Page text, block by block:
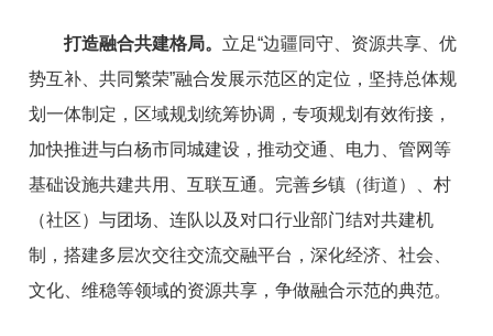
打造融合共建格局。 立足“边疆同守、资源共享、优
势互补、共同繁荣”融合发展示范区的定位 ， 坚持总体规
划一体制定，区域规划统筹协调，专项规划有效衔接，
加快推进与白杨市同城建设 ，推动交通、电力、管网等
基础设施共建共用、互联互通 。 完善乡镇（街道）、村
（社区）与团场、连队以及对口行业部门结对共建机
制，搭建多层次交往交流交融平台，深化经济、社会、
文化 、维稳等领域的资源共享，争做融合示范的典范。